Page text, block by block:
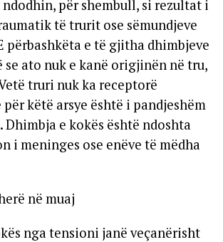
për shembull, si rezultat i
të trurit ose sëmundjeve
përbashkëta e të gjitha dhimbjeve
se ato nuk e kanë origjinën në tru,
truri nuk ka receptorë
këtë arsye është i pandjeshëm
Dhimbja e kokës është ndoshta
i meninges ose enëve të mëdha
në muaj
nga tensioni janë veçanërisht